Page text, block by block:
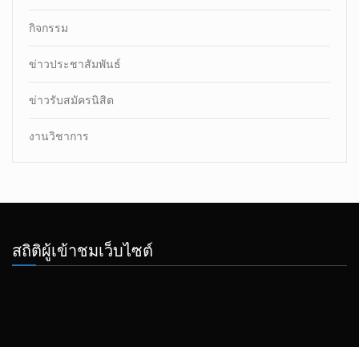
กิจกรรม
ข่าวประชาสัมพันธ์
ข่าวรับสมัครนิสิต
งานวิชาการ
สถิติผู้เข้าชมเว็บไซต์